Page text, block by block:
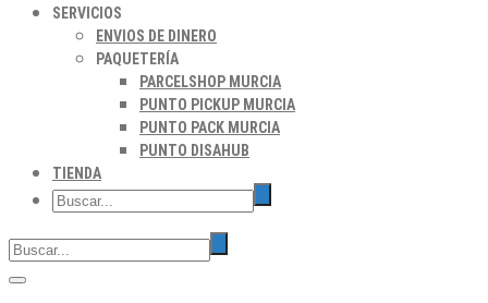
SERVICIOS
ENVIOS DE DINERO
PAQUETERÍA
PARCELSHOP MURCIA
PUNTO PICKUP MURCIA
PUNTO PACK MURCIA
PUNTO DISAHUB
TIENDA